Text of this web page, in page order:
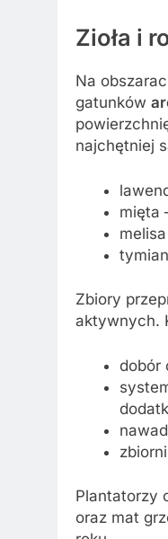
Zioła i
Na
gatunków
najchętniej
mięta
Zbiory
aktywnych.
dobór
Plantatorzy
oraz mat